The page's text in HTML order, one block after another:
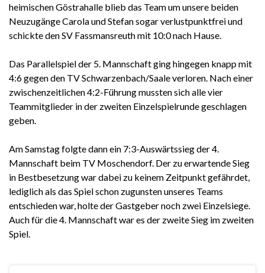
heimischen Göstrahalle blieb das Team um unsere beiden
Neuzugänge Carola und Stefan sogar verlustpunktfrei und
schickte den SV Fassmansreuth mit 10:0 nach Hause.
Das Parallelspiel der 5. Mannschaft ging hingegen knapp mit
4:6 gegen den TV Schwarzenbach/Saale verloren. Nach einer
zwischenzeitlichen 4:2-Führung mussten sich alle vier
Teammitglieder in der zweiten Einzelspielrunde geschlagen
geben.
Am Samstag folgte dann ein 7:3-Auswärtssieg der 4.
Mannschaft beim TV Moschendorf. Der zu erwartende Sieg
in Bestbesetzung war dabei zu keinem Zeitpunkt gefährdet,
lediglich als das Spiel schon zugunsten unseres Teams
entschieden war, holte der Gastgeber noch zwei Einzelsiege.
Auch für die 4. Mannschaft war es der zweite Sieg im zweiten
Spiel.